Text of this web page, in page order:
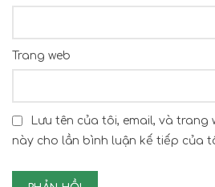
Trang web
Lưu tên của tôi, email, và
này cho lần bình luận kế tiếp của